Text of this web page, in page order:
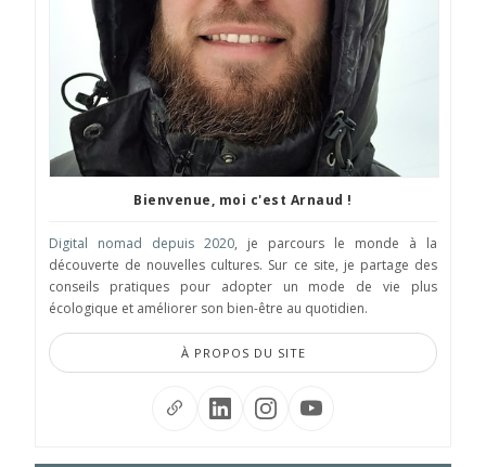
Bienvenue, moi c'est Arnaud !
Digital nomad depuis 2020, je parcours le monde à la
découverte de nouvelles cultures. Sur ce site, je partage des
conseils pratiques pour adopter un mode de vie plus
écologique et améliorer son bien-être au quotidien.
À PROPOS DU SITE